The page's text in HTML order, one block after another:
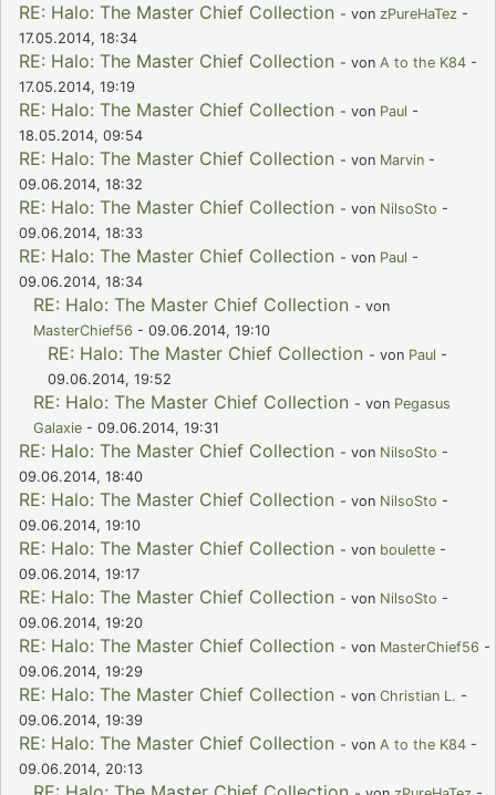
RE: Halo: The Master Chief Collection - von zPureHaTez -
17.05.2014, 18:34
RE: Halo: The Master Chief Collection - von A to the K84 -
17.05.2014, 19:19
RE: Halo: The Master Chief Collection - von Paul -
18.05.2014, 09:54
RE: Halo: The Master Chief Collection - von Marvin -
09.06.2014, 18:32
RE: Halo: The Master Chief Collection - von NilsoSto -
09.06.2014, 18:33
RE: Halo: The Master Chief Collection - von Paul -
09.06.2014, 18:34
RE: Halo: The Master Chief Collection - von
MasterChief56 - 09.06.2014, 19:10
RE: Halo: The Master Chief Collection - von Paul -
09.06.2014, 19:52
RE: Halo: The Master Chief Collection - von Pegasus
Galaxie - 09.06.2014, 19:31
RE: Halo: The Master Chief Collection - von NilsoSto -
09.06.2014, 18:40
RE: Halo: The Master Chief Collection - von NilsoSto -
09.06.2014, 19:10
RE: Halo: The Master Chief Collection - von boulette -
09.06.2014, 19:17
RE: Halo: The Master Chief Collection - von NilsoSto -
09.06.2014, 19:20
RE: Halo: The Master Chief Collection - von MasterChief56 -
09.06.2014, 19:29
RE: Halo: The Master Chief Collection - von Christian L. -
09.06.2014, 19:39
RE: Halo: The Master Chief Collection - von A to the K84 -
09.06.2014, 20:13